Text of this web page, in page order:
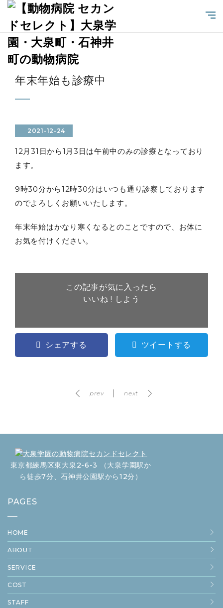
年末年始も診療中
2021-12-24
12月31日から1月3日は午前中のみの診療となっており
ます。
9時30分から12時30分はいつも通り診察しております
のでよろしくお願いいたします。
年末年始はかなり寒くなるとのことですので、お体に
お気を付けください。
この記事が気に入ったら
いいね ! しよう
シェアする ツイートする
prev next
東京都練馬区東大泉2-6-3 （大泉学園駅か
ら徒歩7分、石神井公園駅から12分）
PAGES
HOME
ABOUT
SERVICE
COST
STAFF